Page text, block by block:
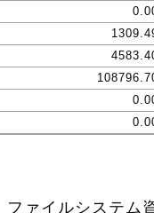
ファイルシステム